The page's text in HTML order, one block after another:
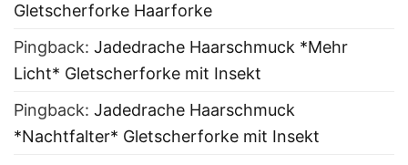
Gletscherforke Haarforke
Pingback: Jadedrache Haarschmuck *Mehr
Licht* Gletscherforke mit Insekt
Pingback: Jadedrache Haarschmuck
*Nachtfalter* Gletscherforke mit Insekt